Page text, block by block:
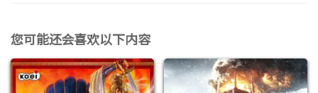
您可能还会喜欢以下内容